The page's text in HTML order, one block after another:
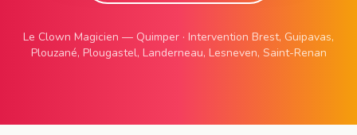
Le Clown Magicien — Quimper · Intervention Brest, Guipavas,
Plouzané, Plougastel, Landerneau, Lesneven, Saint-Renan